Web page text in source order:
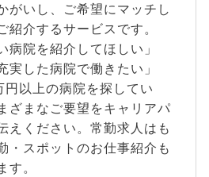
がいし、ご希望にマッチし
紹介するサービスです。
病院を紹介してほしい」
実した病院で働きたい」
円以上の病院を探してい
ざまなご要望をキャリアパ
えください。常勤求人はも
・スポットのお仕事紹介も
す。